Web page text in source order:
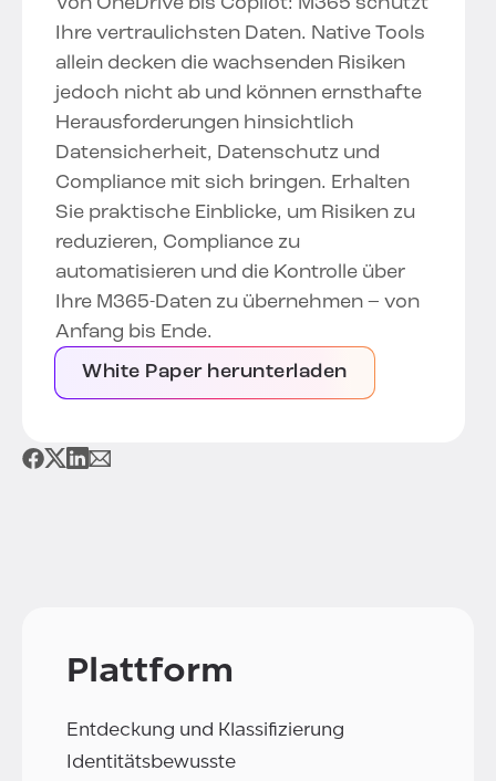
Ihre vertraulichsten Daten. Native Tools
allein decken die wachsenden Risiken
jedoch nicht ab und können ernsthafte
Herausforderungen hinsichtlich
Datensicherheit, Datenschutz und
Compliance mit sich bringen. Erhalten
Sie praktische Einblicke, um Risiken zu
reduzieren, Compliance zu
automatisieren und die Kontrolle über
Ihre M365-Daten zu übernehmen – von
Anfang bis Ende.
White Paper herunterladen
Plattform
Entdeckung und Klassifizierung
Identitätsbewusste